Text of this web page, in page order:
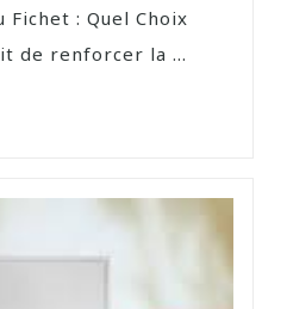
Fichet : Quel Choix
de renforcer la ...